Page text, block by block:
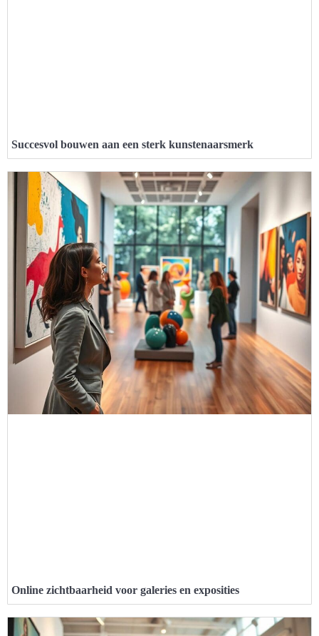
Succesvol bouwen aan een sterk kunstenaarsmerk
Online zichtbaarheid voor galeries en exposities